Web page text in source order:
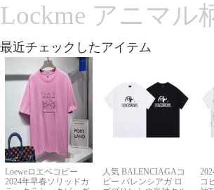
Lockme アニマル
最近チェックしたアイテム
Loeweロエベコピー
2024年早春ソリッドカ
人気 BALENCIAGAコ
ピー バレンシアガ ロ
コ